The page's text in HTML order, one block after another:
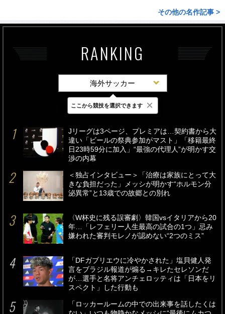
その他の名作記事 >
RANKING
海外サッカー
最新 24時間 週間
Jリーグは3ページ、プレミアは…契約書から大
違い「ビールの祭典参加がマスト」「移籍最終
日23時59分に加入」“最強の代理人”が明かす交
渉の内幕
＜独占インタビュー＞「治療は家族にとって大
きな負担だった」メッシが明かす“ホルモン分
泌異常”と13歳での故郷との別れ
〈W杯史に残る誤審劇〉韓国vsイタリアから20
年…「レフェリー人生最高の試合の1つ」忌み
嫌われた審判モレノが認めない“2つのミス”
「DFガブリエウに冷やかされた」塩貝健人発
言をブラジル報道が煽る→キレたセレソンだ
が…選手と名将アンチェロッティは「日本をリ
スペクト」した行動も
「ロッカールームの中での出来事を話したくは
ここから競技を選択できます ×